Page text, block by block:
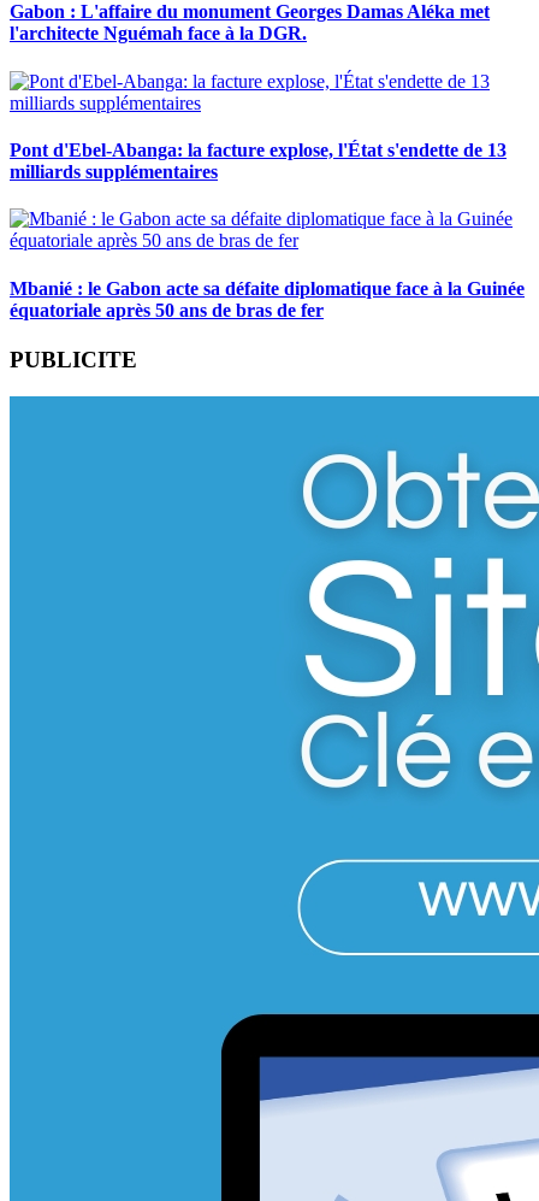
Gabon : L'affaire du monument Georges Damas Aléka met
l'architecte Nguémah face à la DGR.
Pont d'Ebel-Abanga: la facture explose, l'État s'endette de 13
milliards supplémentaires
Mbanié : le Gabon acte sa défaite diplomatique face à la Guinée
équatoriale après 50 ans de bras de fer
PUBLICITE